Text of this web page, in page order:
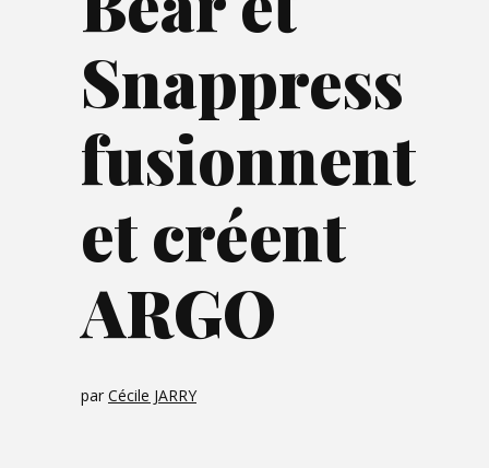
Snappress
fusionnent
et créent
ARGO
par Cécile JARRY